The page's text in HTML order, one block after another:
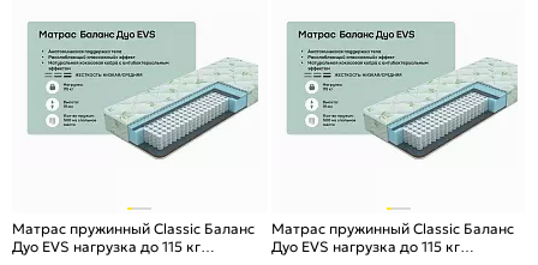
Матрас пружинный Classic Баланс
Дуо EVS нагрузка до 115 кг
Матрас пружинный Classic Баланс
Дуо EVS нагрузка до 115 кг